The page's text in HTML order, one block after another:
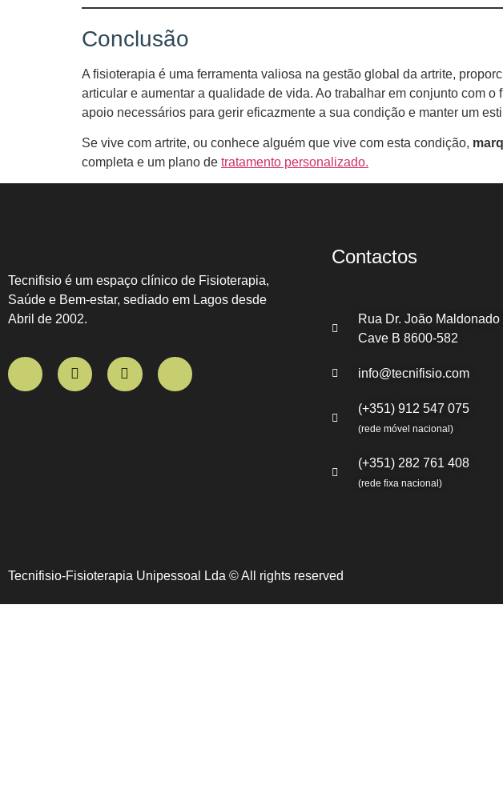
Conclusão
A fisioterapia é uma ferramenta valiosa na gestão global da artrite,
articular e aumentar a qualidade de vida. Ao trabalhar em conjunto com
apoio necessários para gerir eficazmente a sua condição e manter um
Se vive com artrite, ou conhece alguém que vive com esta condição,
completa e um plano de tratamento personalizado.
Tecnifisio é um espaço clínico de Fisioterapia,
Saúde e Bem-estar, sediado em Lagos desde
Abril de 2002.
Contactos
Rua Dr. João
Cave B 8600-582
info@tecnifisio.com
(+351) 912 547 075
(rede móvel nacional)
(+351) 282 761 408
(rede fixa nacional)
Tecnifisio-Fisioterapia Unipessoal Lda © All rights reserved